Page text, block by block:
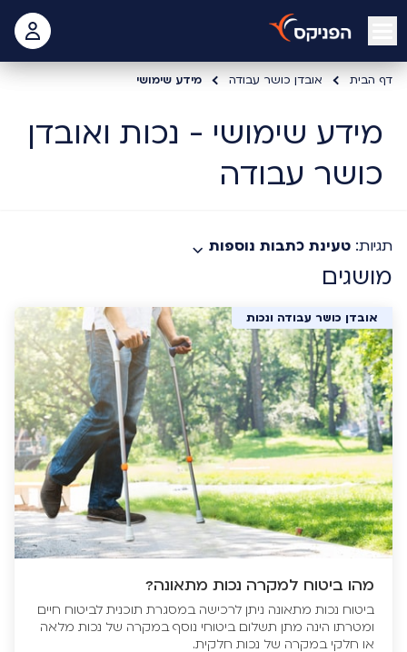
open mobile menu
דף הבית אובדן כושר עבודה מידע שימושי
מידע שימושי - נכות ואובדן
כושר עבודה
תגיות: טעינת כתבות נוספות
מושגים
אובדן כושר עבודה ונכות
מהו ביטוח למקרה נכות מתאונה?
ביטוח נכות מתאונה ניתן לרכישה במסגרת תוכנית לביטוח חיים
ומטרתו הינה מתן תשלום ביטוחי נוסף במקרה של נכות מלאה